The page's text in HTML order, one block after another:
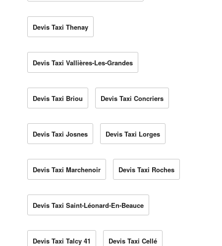
Devis Taxi Thenay
Devis Taxi Vallières-Les-Grandes
Devis Taxi Briou Devis Taxi Concriers
Devis Taxi Josnes Devis Taxi Lorges
Devis Taxi Marchenoir Devis Taxi Roches
Devis Taxi Saint-Léonard-En-Beauce
Devis Taxi Talcy 41 Devis Taxi Cellé